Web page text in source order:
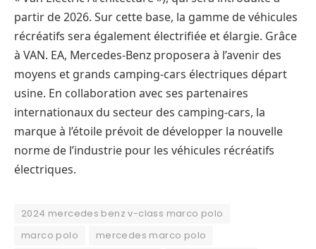
partir de 2026. Sur cette base, la gamme de véhicules
récréatifs sera également électrifiée et élargie. Grâce
à VAN. EA, Mercedes-Benz proposera à l’avenir des
moyens et grands camping-cars électriques départ
usine. En collaboration avec ses partenaires
internationaux du secteur des camping-cars, la
marque à l’étoile prévoit de développer la nouvelle
norme de l’industrie pour les véhicules récréatifs
électriques.
2024 mercedes benz v-class marco polo
marco polo
mercedes marco polo